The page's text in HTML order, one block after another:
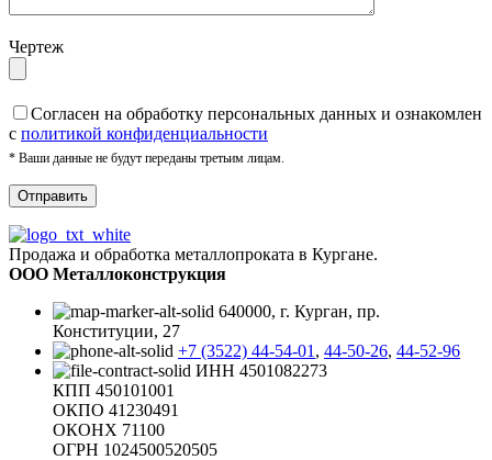
Чертеж
Cогласен на обработку персональных данных и ознакомлен
с политикой конфиденциальности
* Ваши данные не будут переданы третьим лицам.
Продажа и обработка металлопроката в Кургане.
ООО Металлоконструкция
640000, г. Курган, пр.
Конституции, 27
+7 (3522) 44-54-01 , 44-50-26, 44-52-96
ИНН 4501082273
КПП 450101001
ОКПО 41230491
ОКОНХ 71100
ОГРН 1024500520505